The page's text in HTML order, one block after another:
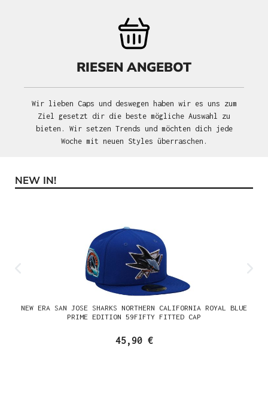
RIESEN ANGEBOT
Wir lieben Caps und deswegen haben wir es uns zum
Ziel gesetzt dir die beste mögliche Auswahl zu
bieten. Wir setzen Trends und möchten dich jede
Woche mit neuen Styles überraschen.
Produktgalerie überspringen
NEW IN!
NEW ERA SAN JOSE SHARKS NORTHERN CALIFORNIA ROYAL BLUE
PRIME EDITION 59FIFTY FITTED CAP
45,90 €